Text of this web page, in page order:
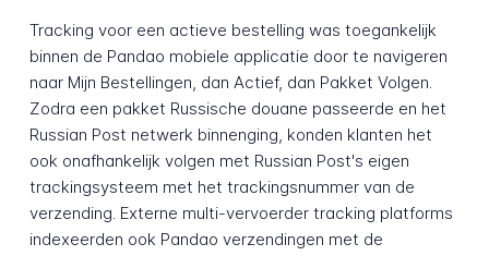
Tracking voor een actieve bestelling was toegankelijk
binnen de Pandao mobiele applicatie door te navigeren
naar Mijn Bestellingen, dan Actief, dan Pakket Volgen.
Zodra een pakket Russische douane passeerde en het
Russian Post netwerk binnenging, konden klanten het
ook onafhankelijk volgen met Russian Post's eigen
trackingsysteem met het trackingsnummer van de
verzending. Externe multi-vervoerder tracking platforms
indexeerden ook Pandao verzendingen met de